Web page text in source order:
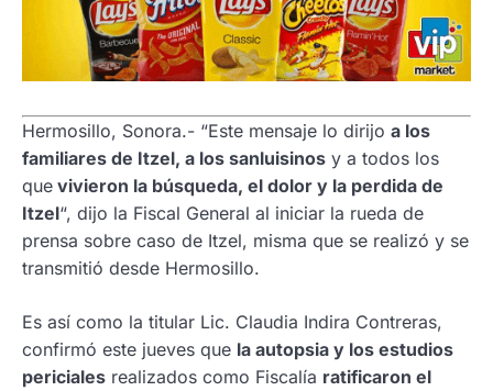
Hermosillo, Sonora.- “Este mensaje lo dirijo a los
familiares de Itzel, a los sanluisinos y a todos los
que vivieron la búsqueda, el dolor y la perdida de
Itzel“, dijo la Fiscal General al iniciar la rueda de
prensa sobre caso de Itzel, misma que se realizó y se
transmitió desde Hermosillo.
Es así como la titular Lic. Claudia Indira Contreras,
confirmó este jueves que la autopsia y los estudios
periciales realizados como Fiscalía ratificaron el